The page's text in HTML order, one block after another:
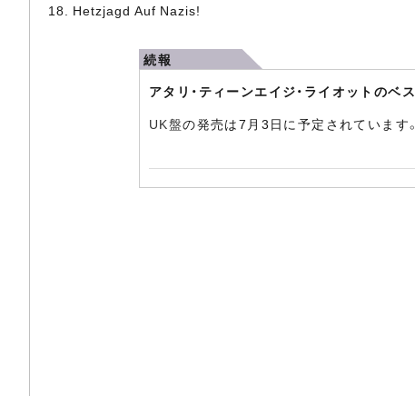
18. Hetzjagd Auf Nazis!
続報
アタリ・ティーンエイジ・ライオットのベ
UK盤の発売は7月3日に予定されています。